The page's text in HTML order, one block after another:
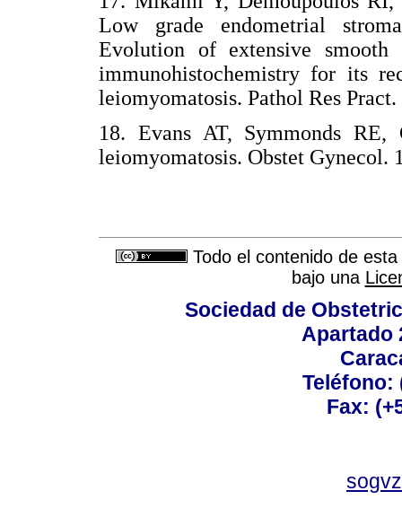
Low grade endometrial
Evolution of extensive smooth
immunohistochemistry for its
leiomyomatosis. Pathol Res
18. Evans AT, Symmonds
leiomyomatosis. Obstet
Todo el contenido de
bajo una
Sociedad de
Apartado
Teléfono:
Fax: